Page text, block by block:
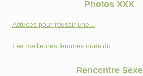
Photos XXX
Astuces pour réussir une...
Les meilleures femmes nues du...
Rencontre Sexe